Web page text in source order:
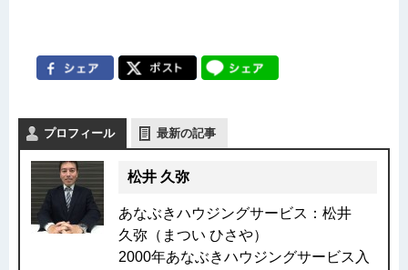
プロフィール 最新の記事
松井 久弥
あなぶきハウジングサービス：松井
久弥（まつい ひさや）
2000年あなぶきハウジングサービス入